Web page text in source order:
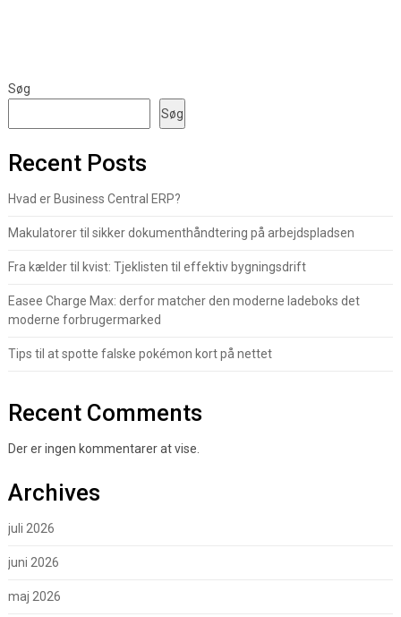
Søg
Søg
Recent Posts
Hvad er Business Central ERP?
Makulatorer til sikker dokumenthåndtering på arbejdspladsen
Fra kælder til kvist: Tjeklisten til effektiv bygningsdrift
Easee Charge Max: derfor matcher den moderne ladeboks det
moderne forbrugermarked
Tips til at spotte falske pokémon kort på nettet
Recent Comments
Der er ingen kommentarer at vise.
Archives
juli 2026
juni 2026
maj 2026